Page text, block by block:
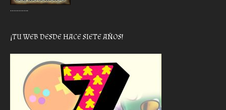
………..
¡TU WEB DESDE HACE SIETE AÑOS!